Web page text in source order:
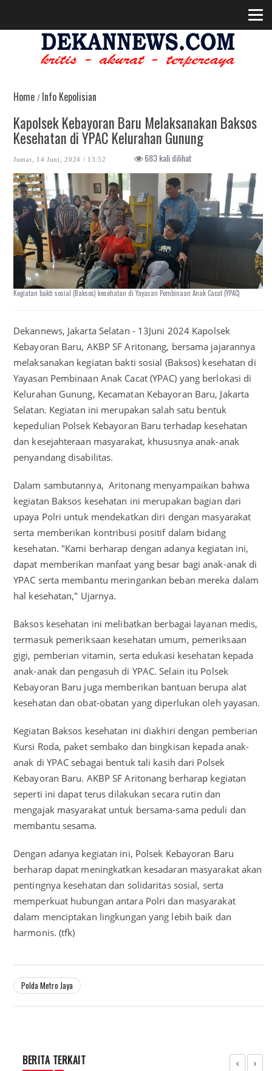
Home/Info Kepolisian
Kapolsek Kebayoran Baru Melaksanakan Baksos
Kesehatan di YPAC Kelurahan Gunung
Jumat, 14 Juni, 2024 / 13:52 683 kali dilihat
Kegiatan bakti sosial (Baksos) kesehatan di Yayasan Pembinaan Anak Cacat (YPAC)
Dekannews, Jakarta Selatan - 13Juni 2024 Kapolsek
Kebayoran Baru, AKBP SF Aritonang, bersama jajarannya
melaksanakan kegiatan bakti sosial (Baksos) kesehatan di
Yayasan Pembinaan Anak Cacat (YPAC) yang berlokasi di
Kelurahan Gunung, Kecamatan Kebayoran Baru, Jakarta
Selatan. Kegiatan ini merupakan salah satu bentuk
kepedulian Polsek Kebayoran Baru terhadap kesehatan
dan kesejahteraan masyarakat, khususnya anak-anak
penyandang disabilitas.
Dalam sambutannya, Aritonang menyampaikan bahwa
kegiatan Baksos kesehatan ini merupakan bagian dari
upaya Polri untuk mendekatkan diri dengan masyarakat
serta memberikan kontribusi positif dalam bidang
kesehatan. "Kami berharap dengan adanya kegiatan ini,
dapat memberikan manfaat yang besar bagi anak-anak di
YPAC serta membantu meringankan beban mereka dalam
hal kesehatan," Ujarnya.
Baksos kesehatan ini melibatkan berbagai layanan medis,
termasuk pemeriksaan kesehatan umum, pemeriksaan
gigi, pemberian vitamin, serta edukasi kesehatan kepada
anak-anak dan pengasuh di YPAC. Selain itu Polsek
Kebayoran Baru juga memberikan bantuan berupa alat
kesehatan dan obat-obatan yang diperlukan oleh yayasan.
Kegiatan Baksos kesehatan ini diakhiri dengan pemberian
Kursi Roda, paket sembako dan bingkisan kepada anak-
anak di YPAC sebagai bentuk tali kasih dari Polsek
Kebayoran Baru. AKBP SF Aritonang berharap kegiatan
seperti ini dapat terus dilakukan secara rutin dan
mengajak masyarakat untuk bersama-sama peduli dan
membantu sesama.
Dengan adanya kegiatan ini, Polsek Kebayoran Baru
berharap dapat meningkatkan kesadaran masyarakat akan
pentingnya kesehatan dan solidaritas sosial, serta
memperkuat hubungan antara Polri dan masyarakat
dalam menciptakan lingkungan yang lebih baik dan
harmonis. (tfk)
Polda Metro Jaya
BERITA TERKAIT